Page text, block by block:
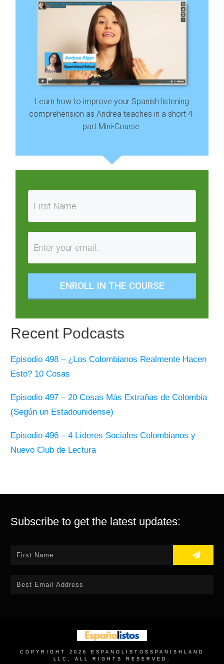
Learn how to improve your Spanish listening
comprehension as Andrea teaches in a short 4-
part Mini-Course.
ENROLL IN THE COURSE
Recent Podcasts
Episodio 498 – ¿Los Colombianos Realmente Hacen
Esto? 10 Cosas
Episodio 497 – 20 Cosas Más Extrañas de Colombia
(Según un Estadounidense)
Episodio 496 – 4 Líderes Sociales Colombianos y
Nuevo Club de Lectura
Subscribe to get the latest updates:
COPYRIGHT 2026 ESPANOLISTOS SPANISHLAND
LLC, ALL RIGHTS RESERVED.